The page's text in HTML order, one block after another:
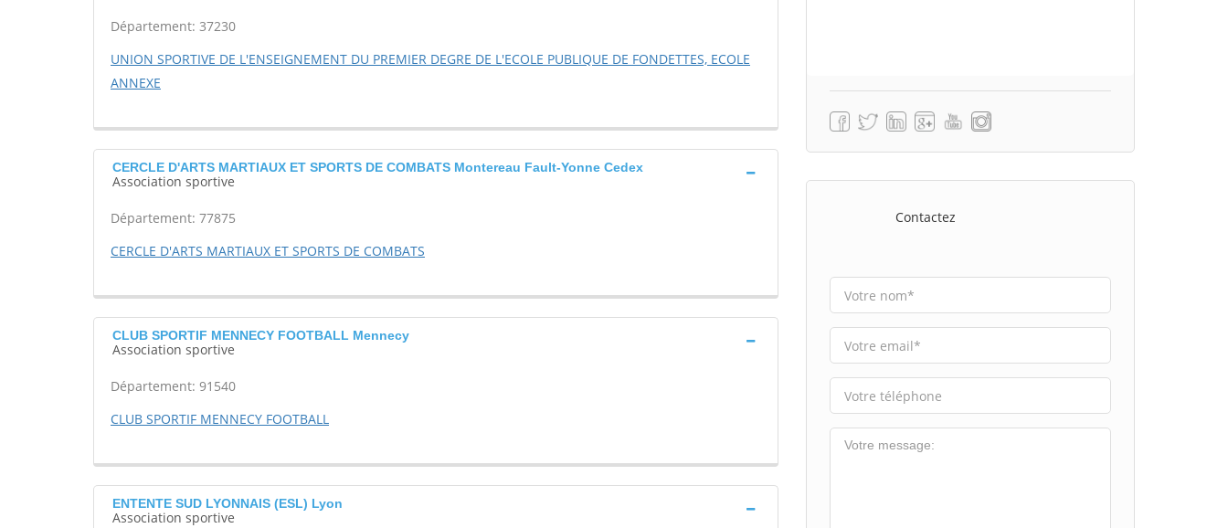
Département: 37230
UNION SPORTIVE DE L'ENSEIGNEMENT DU PREMIER DEGRE DE L'ECOLE PUBLIQUE DE FONDETTES, ECOLE
ANNEXE
CERCLE D'ARTS MARTIAUX ET SPORTS DE COMBATS Montereau Fault-Yonne Cedex
Association sportive
Département: 77875
CERCLE D'ARTS MARTIAUX ET SPORTS DE COMBATS
CLUB SPORTIF MENNECY FOOTBALL Mennecy
Association sportive
Département: 91540
CLUB SPORTIF MENNECY FOOTBALL
ENTENTE SUD LYONNAIS (ESL) Lyon
Association sportive
Contactez